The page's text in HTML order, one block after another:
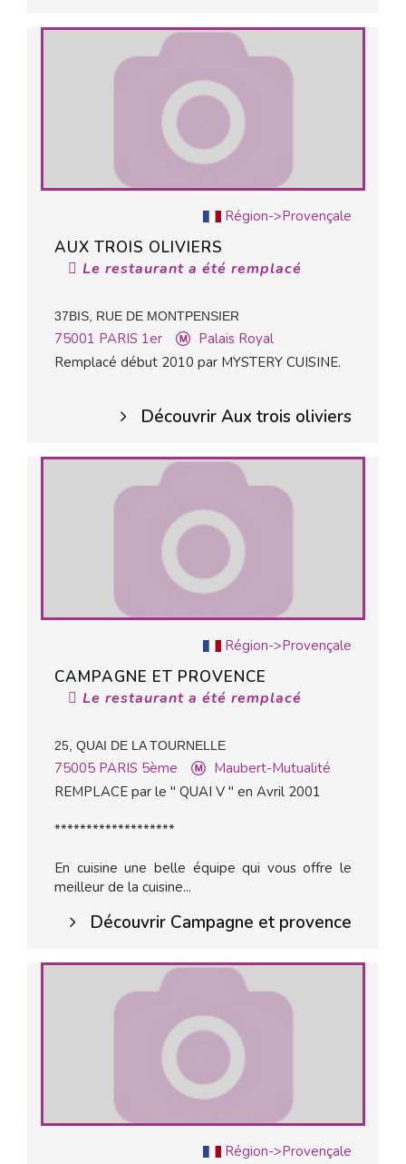
Région->Provençale
AUX TROIS OLIVIERS
Le restaurant a été remplacé
37BIS, RUE DE MONTPENSIER
75001 PARIS 1er
Palais Royal
Remplacé début 2010 par MYSTERY CUISINE.
Découvrir Aux trois oliviers
Région->Provençale
CAMPAGNE ET PROVENCE
Le restaurant a été remplacé
25, QUAI DE LA TOURNELLE
75005 PARIS 5ème
Maubert-Mutualité
REMPLACE par le " QUAI V " en Avril 2001
*******************
En cuisine une belle équipe qui vous offre le
meilleur de la cuisine...
Découvrir Campagne et provence
Région->Provençale